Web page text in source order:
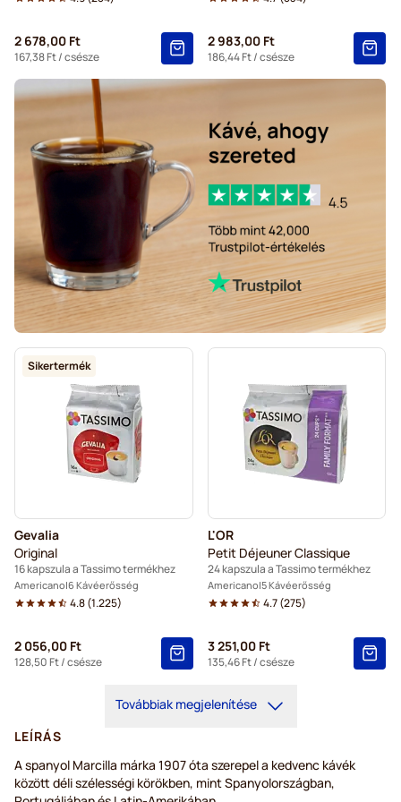
2 678,00 Ft
167,38 Ft/ csésze
2 983,00 Ft
186,44 Ft/ csésze
Sikertermék
Gevalia
Original
16 kapszula a Tassimo termékhez
Americano 6 Kávéerősség
4.8(1.225)
2 056,00 Ft
128,50 Ft/ csésze
L'OR
Petit Déjeuner Classique
24 kapszula a Tassimo termékhez
Americano 5 Kávéerősség
4.7(275)
3 251,00 Ft
135,46 Ft/ csésze
Továbbiak megjelenítése
LEÍRÁS
A spanyol Marcilla márka 1907 óta szerepel a kedvenc kávék
között déli szélességi körökben, mint Spanyolországban,